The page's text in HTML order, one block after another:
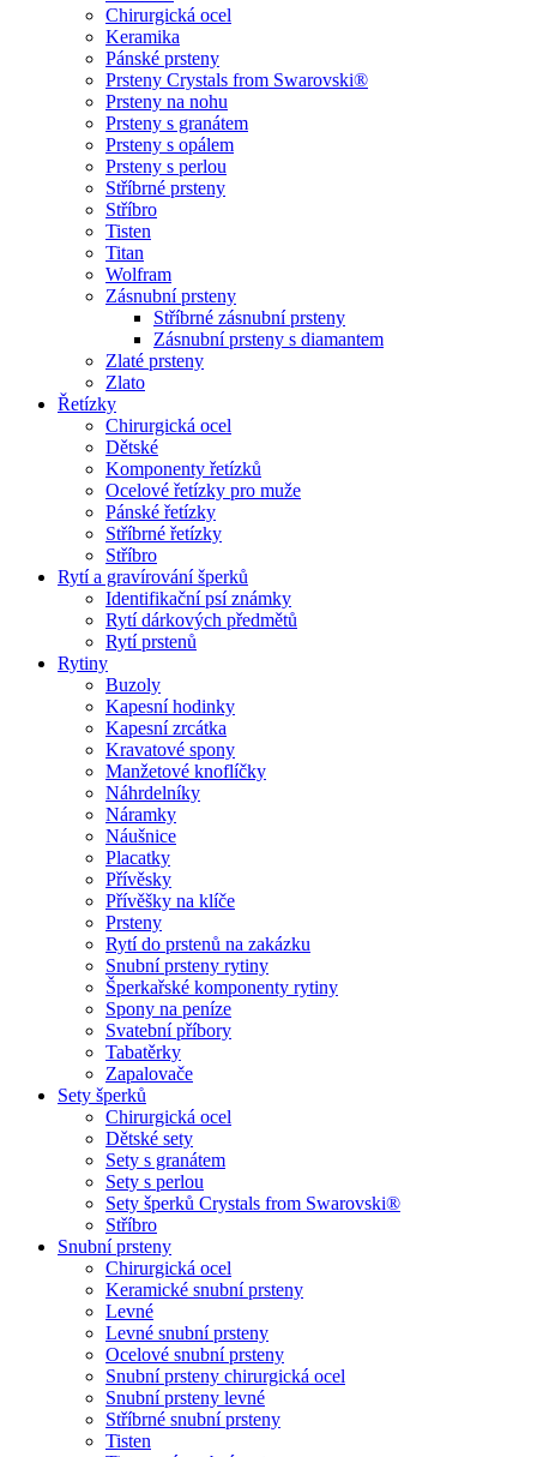
Chirurgická ocel
Keramika
Pánské prsteny
Prsteny Crystals from Swarovski®
Prsteny na nohu
Prsteny s granátem
Prsteny s opálem
Prsteny s perlou
Stříbrné prsteny
Stříbro
Tisten
Titan
Wolfram
Zásnubní prsteny
Stříbrné zásnubní prsteny
Zásnubní prsteny s diamantem
Zlaté prsteny
Zlato
Řetízky
Chirurgická ocel
Dětské
Komponenty řetízků
Ocelové řetízky pro muže
Pánské řetízky
Stříbrné řetízky
Stříbro
Rytí a gravírování šperků
Identifikační psí známky
Rytí dárkových předmětů
Rytí prstenů
Rytiny
Buzoly
Kapesní hodinky
Kapesní zrcátka
Kravatové spony
Manžetové knoflíčky
Náhrdelníky
Náramky
Náušnice
Placatky
Přívěsky
Přívěšky na klíče
Prsteny
Rytí do prstenů na zakázku
Snubní prsteny rytiny
Šperkařské komponenty rytiny
Spony na peníze
Svatební příbory
Tabatěrky
Zapalovače
Sety šperků
Chirurgická ocel
Dětské sety
Sety s granátem
Sety s perlou
Sety šperků Crystals from Swarovski®
Stříbro
Snubní prsteny
Chirurgická ocel
Keramické snubní prsteny
Levné
Levné snubní prsteny
Ocelové snubní prsteny
Snubní prsteny chirurgická ocel
Snubní prsteny levné
Stříbrné snubní prsteny
Tisten